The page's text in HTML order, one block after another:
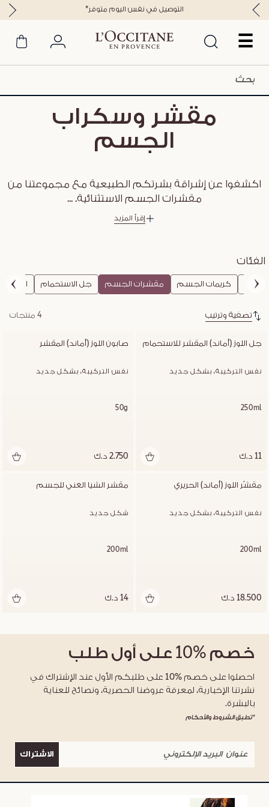
☰
*التوصيل في نفس اليوم متوفر
مقشر وسكراب
الجسم
اكشفوا عن إشراقة بشرتكم الطبيعية مع مجموعتنا من
مقشرات الجسم الاستثنائية. ...
إقرأ المزيد
الفئات
كريمات الجسم مقشرات الجسم جل الاستحمام الواح
تصفية وترتيب 4 منتجات
جل اللوز (أماند) المقشر للاستحمام
نفس التركيبة، بشكل جديد
250ml
11 د.ك
صابون اللوز (أماند) المقشر
نفس التركيبة، بشكل جديد
50g
2.750 د.ك
مقشّر اللوز (أماند) الحريري
نفس التركيبة، بشكل جديد
200ml
18.500 د.ك
مقشر الشيا الغني للجسم
شكل جديد
200ml
14 د.ك
خصم %10 على أول طلب
احصلوا على خصم %10 على طلبكم الأول عند الإشتراك في
نشرتنا الإخبارية، لمعرفة عروضنا الحصرية، ونصائح للعناية
بالبشرة.
*تطبق الشروط والأحكام
الاشتراك